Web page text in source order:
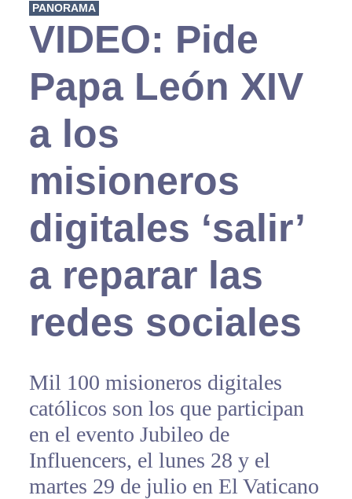
PANORAMA
VIDEO: Pide
Papa León XIV
a los
misioneros
digitales ‘salir’
a reparar las
redes sociales
Mil 100 misioneros digitales
católicos son los que participan
en el evento Jubileo de
Influencers, el lunes 28 y el
martes 29 de julio en El Vaticano